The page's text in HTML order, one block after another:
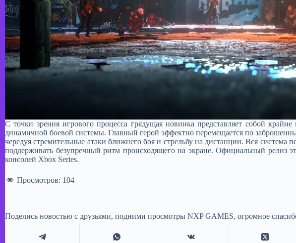
С точки зрения игрового процесса грядущая новинка представляет собой
динамичной боевой системы. Главный герой эффектно перемещается по
чередуя стремительные атаки ближнего боя и стрельбу на дистанции. Вся
поддерживать безупречный ритм происходящего на экране. Официальный релиз
консолей Xbox Series.
Просмотров: 104
Поделись новостью с друзьями, подними просмотры NXP GAMES, огромное